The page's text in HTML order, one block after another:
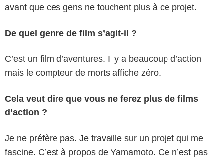
avant que ces gens ne touchent plus à ce projet.
De quel genre de film s’agit-il ?
C’est un film d’aventures. Il y a beaucoup d’action
mais le compteur de morts affiche zéro.
Cela veut dire que vous ne ferez plus de films
d’action ?
Je ne préfère pas. Je travaille sur un projet qui me
fascine. C’est à propos de Yamamoto. Ce n’est pas